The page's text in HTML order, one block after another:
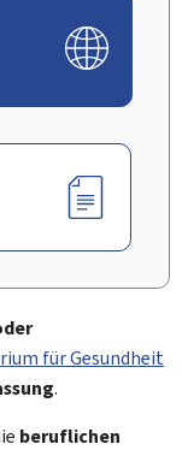
für Gesundheit
.
beruflichen